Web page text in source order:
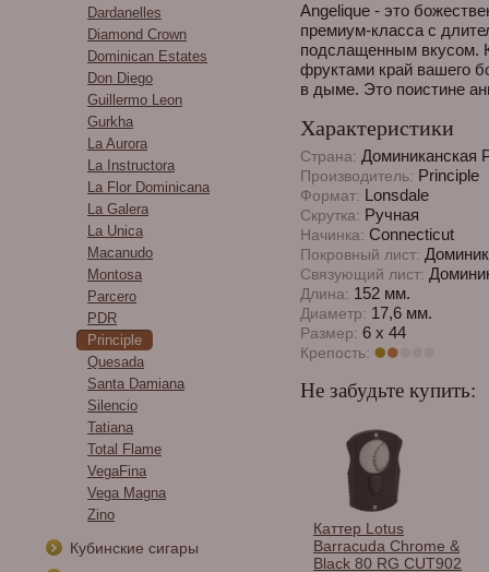
Dardanelles
Diamond Crown
Dominican Estates
Don Diego
Guillermo Leon
Gurkha
La Aurora
La Instructora
La Flor Dominicana
La Galera
La Unica
Macanudo
Montosa
Parcero
PDR
Principle
Quesada
Santa Damiana
Silencio
Tatiana
Total Flame
VegaFina
Vega Magna
Zino
Кубинские сигары
Angelique - это
премиум-класса с
подслащенным вкусом.
фруктами край вашего
в дыме. Это поистине
Характеристики
Страна: Доминиканская
Производитель: Principle
Формат: Lonsdale
Скрутка: Ручная
Начинка: Connecticut
Покровный лист:
Связующий лист:
Длина: 152 мм.
Диаметр: 17,6 мм.
Размер: 6 x 44
Крепость:
Не забудьте купить:
Habanos в
Каттер Lotus
Barracuda Chrome &
Black 80 RG CUT902